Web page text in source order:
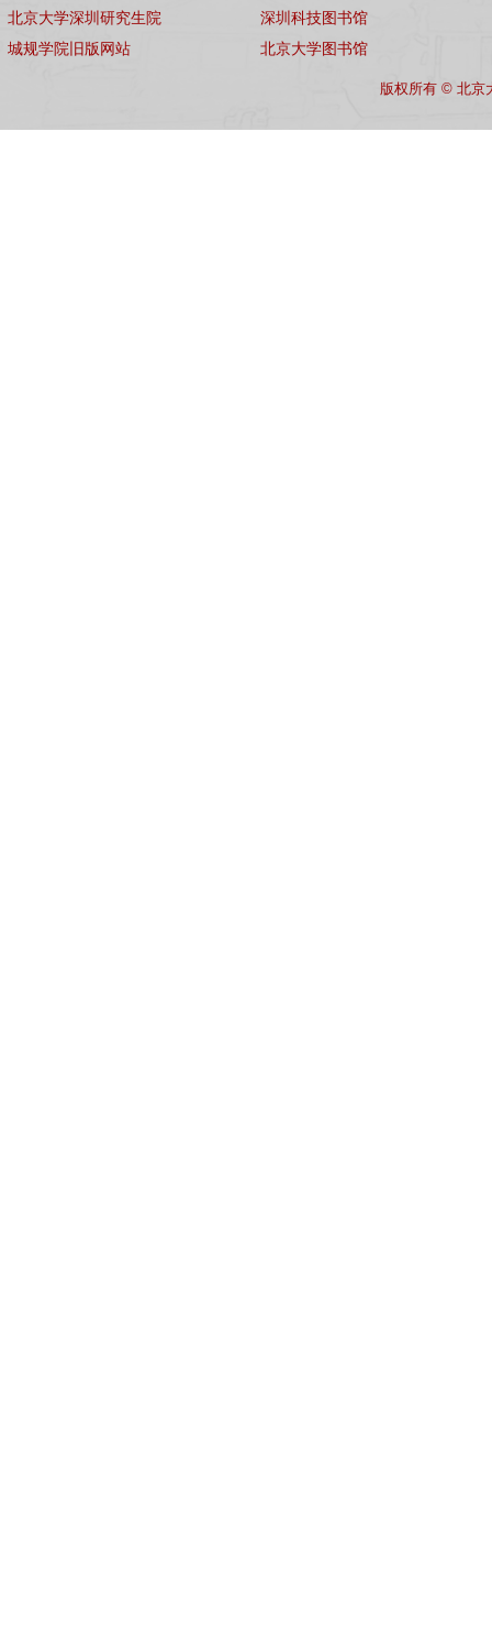
北京大学深圳研究生院
城规学院旧版网站
深圳科技图书馆
北京大学图书馆
版权所有 © 北